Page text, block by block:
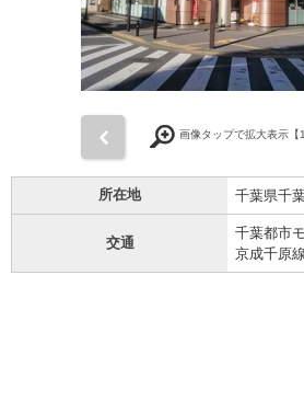
画像タップで拡大表示【1
所在地 千葉県千
交通
千葉都市
京成千原